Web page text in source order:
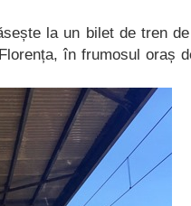
la un bilet de tren
în frumosul oraș